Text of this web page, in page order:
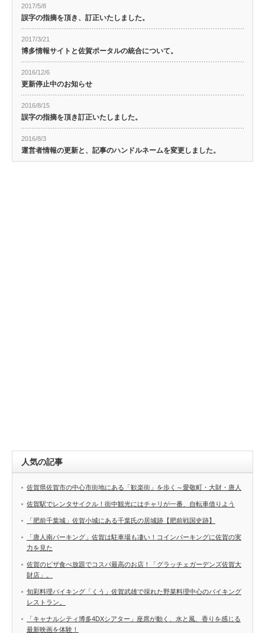
2017/5/8
誤字の指摘を頂き、訂正いたしました。
2017/3/21
博多情報サイトと佐賀ポータルの統合について。
2016/12/6
更新停止中のお知らせ
2016/8/15
誤字の指摘を頂き訂正いたしました。
2016/8/3
運営者情報の更新と、記事のハンドルネームを変更しました。
人気の記事
佐賀県佐賀市の中心市街地にある「歓楽街」を歩く～愛敬町・大財・唐人
佐賀駅でレンタサイクル！街中観光にはチャリが一番、自転車借りよう
「肥前千葉城」佐賀小城にある千葉氏の居城跡【肥前戦国史跡】
「唐人南パーキング」佐賀は駐車場も凄い！コインパーキングに佐賀の実
力を見た
佐賀のピザ食べ放題でコスパ最高のお店！「グラッチェガーデンズ佐賀大
財店」。
旬彩料理バイキング「くう」佐賀武雄で採れた野菜料理中心のバイキング
レストラン。
「キャナルシティ博多4DXシアター」座席が動く、水と風、香りを感じる
最新映画を体験！